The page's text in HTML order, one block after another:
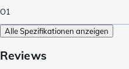
O1
Alle Spezifikationen anzeigen
Reviews